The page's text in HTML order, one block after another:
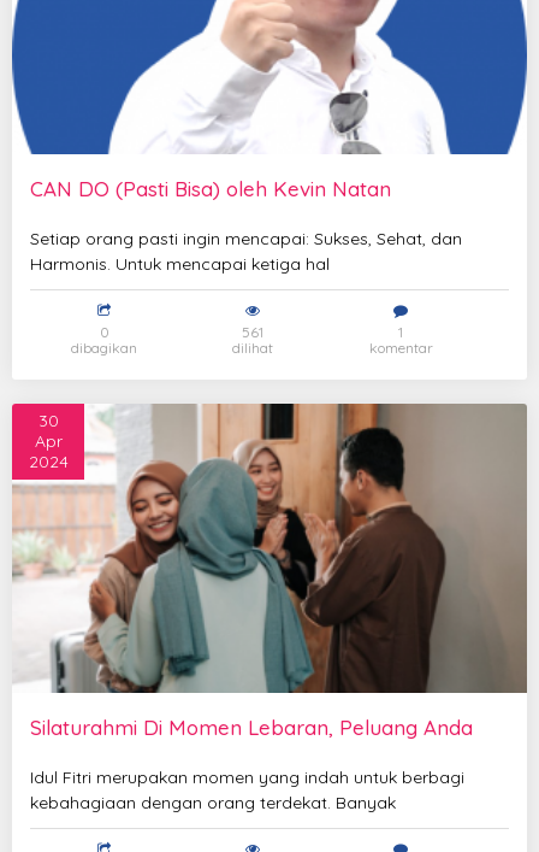
CAN DO (Pasti Bisa) oleh Kevin Natan
Setiap orang pasti ingin mencapai: Sukses, Sehat, dan
Harmonis. Untuk mencapai ketiga hal
0
dibagikan
561
dilihat
1
komentar
Silaturahmi Di Momen Lebaran, Peluang Anda
30
Apr
2024
Idul Fitri merupakan momen yang indah untuk berbagi
kebahagiaan dengan orang terdekat. Banyak